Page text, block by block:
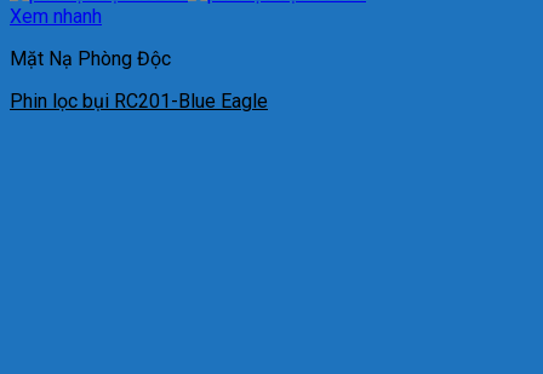
Xem nhanh
Mặt Nạ Phòng Độc
Phin lọc bụi RC201-Blue Eagle